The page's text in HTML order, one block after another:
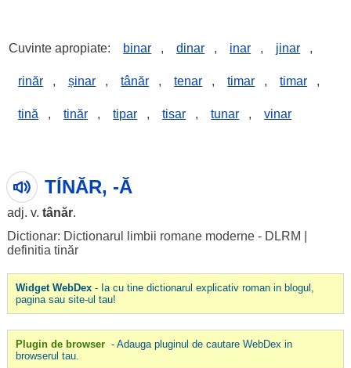
Cuvinte apropiate: binar , dinar , inar , jinar ,
rinăr , șinar , tânăr , tenar , timar , timar ,
tină , tinăr , tipar , tisar , tunar , vinar
TÍNĂR, -Ă
adj. v. tânăr.
Dictionar: Dictionarul limbii romane moderne - DLRM
definitia tinăr
Widget WebDex- Ia cu tine dictionarul explicativ roman in blogul,
pagina sau site-ul tau!
Plugin de browser - Adauga pluginul de cautare WebDex in
browserul tau.